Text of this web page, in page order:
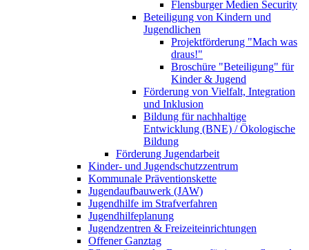
Flensburger Medien Security
Beteiligung von Kindern und
Jugendlichen
Projektförderung "Mach was
draus!"
Broschüre "Beteiligung" für
Kinder & Jugend
Förderung von Vielfalt, Integration
und Inklusion
Bildung für nachhaltige
Entwicklung (BNE) / Ökologische
Bildung
Förderung Jugendarbeit
Kinder- und Jugendschutzzentrum
Kommunale Präventionskette
Jugendaufbauwerk (JAW)
Jugendhilfe im Strafverfahren
Jugendhilfeplanung
Jugendzentren & Freizeiteinrichtungen
Offener Ganztag